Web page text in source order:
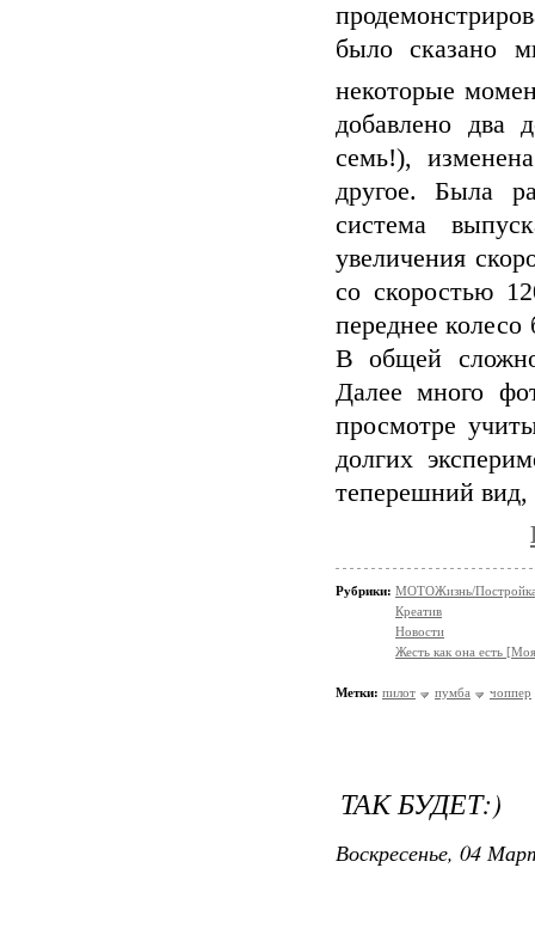
было сказано
некоторые
добавлено два
семь!),
другое. Была
система
увеличения
со скоростью
переднее
В общей
Далее много
просмотре
долгих
теперешний вид,
Рубрики: МОТОЖизнь/
Креатив
Новости
Жесть как она есть
Метки: пилот пумба чоппер
ТАК БУДЕТ:)
Воскресенье, 04